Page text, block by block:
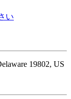
い
19802, US